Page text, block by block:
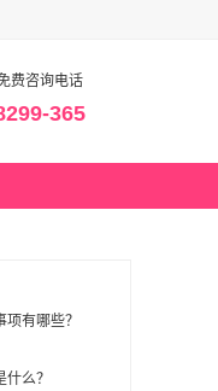
费咨询电话
365
有哪些？
么？